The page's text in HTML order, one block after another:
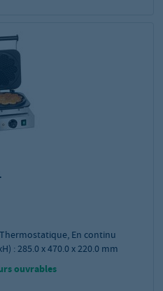
En continu
: 285.0 x 470.0 x 220.0 mm
ouvrables